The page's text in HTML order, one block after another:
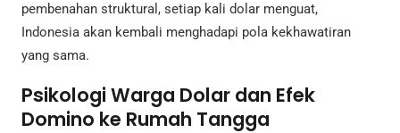
pembenahan struktural, setiap kali dolar menguat,
Indonesia akan kembali menghadapi pola kekhawatiran
yang sama.
Psikologi Warga Dolar dan Efek
Domino ke Rumah Tangga